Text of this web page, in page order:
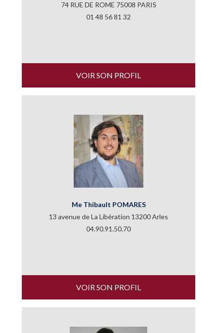
74 RUE DE ROME 75008 PARIS
01 48 56 81 32
VOIR SON PROFIL
Me Thibault POMARES
13 avenue de La Libération 13200 Arles
04.90.91.50.70
VOIR SON PROFIL